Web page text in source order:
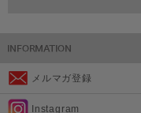
メルマガ登録
Instagram